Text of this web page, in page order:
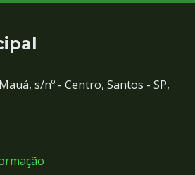
s/nº - Centro, Santos - SP,